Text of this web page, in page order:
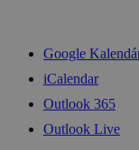
Google
iCalendar
Outlook 365
Outlook Live